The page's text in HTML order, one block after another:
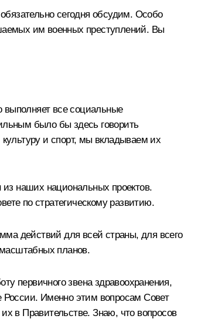
сегодня обсудим. Особо
им военных преступлений. Вы
выполняет все социальные
было бы здесь говорить
и спорт, мы вкладываем их
наших национальных проектов.
по стратегическому развитию.
действий для всей страны, для всего
планов.
первичного звена здравоохранения,
России. Именно этим вопросам Совет
в Правительстве. Знаю, что вопросов